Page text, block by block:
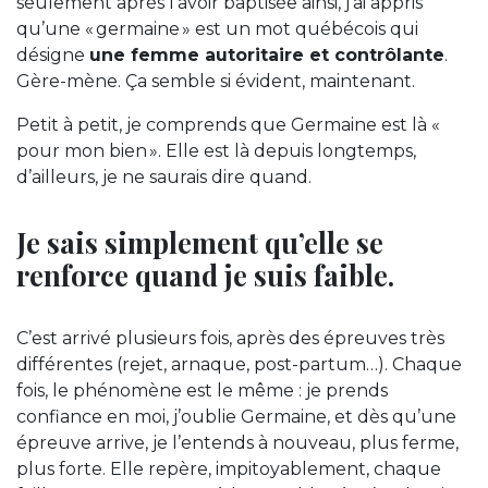
qu’une « germaine » est un mot québécois qui
désigne une femme autoritaire et contrôlante.
Gère-mène. Ça semble si évident, maintenant.
Petit à petit, je comprends que Germaine est là «
pour mon bien ». Elle est là depuis longtemps,
d’ailleurs, je ne saurais dire quand.
Je sais simplement qu’elle se
renforce quand je suis faible.
C’est arrivé plusieurs fois, après des épreuves très
différentes (rejet, arnaque, post-partum…). Chaque
fois, le phénomène est le même : je prends
confiance en moi, j’oublie Germaine, et dès qu’une
épreuve arrive, je l’entends à nouveau, plus ferme,
plus forte. Elle repère, impitoyablement, chaque